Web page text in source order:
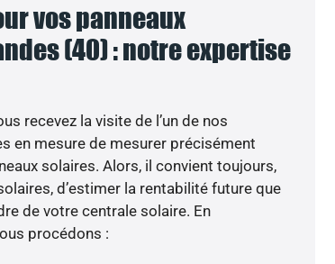
vos panneaux
(40) : notre expertise
recevez la visite de l’un de nos
en mesure de mesurer précisément
solaires. Alors, il convient toujours,
d’estimer la rentabilité future que
de votre centrale solaire. En
procédons :